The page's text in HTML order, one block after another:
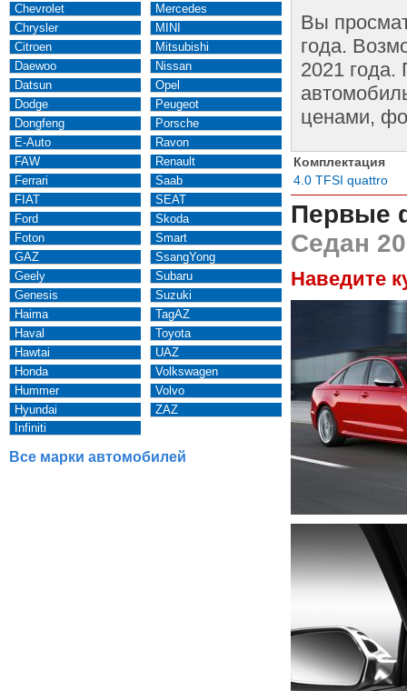
Chevrolet
Chrysler
Citroen
Daewoo
Datsun
Dodge
Dongfeng
E-Auto
FAW
Ferrari
FIAT
Ford
Foton
GAZ
Geely
Genesis
Haima
Haval
Hawtai
Honda
Hummer
Hyundai
Infiniti
Mercedes
MINI
Mitsubishi
Nissan
Opel
Peugeot
Porsche
Ravon
Renault
Saab
SEAT
Skoda
Smart
SsangYong
Subaru
Suzuki
TagAZ
Toyota
UAZ
Volkswagen
Volvo
ZAZ
Все марки автомобилей
Вы
года.
2021 года.
ценами,
Комплектация
4.0 TFSI quattro
Первые
Седан
Наведите